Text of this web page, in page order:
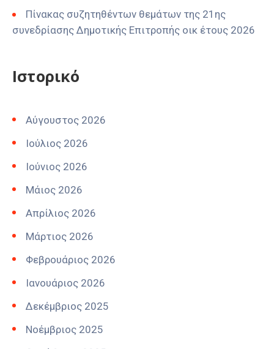
Πίνακας συζητηθέντων θεμάτων της 21ης
συνεδρίασης Δημοτικής Επιτροπής οικ έτους 2026
Ιστορικό
Αύγουστος 2026
Ιούλιος 2026
Ιούνιος 2026
Μάιος 2026
Απρίλιος 2026
Μάρτιος 2026
Φεβρουάριος 2026
Ιανουάριος 2026
Δεκέμβριος 2025
Νοέμβριος 2025